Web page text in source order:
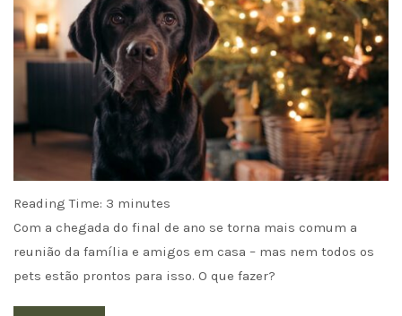
Reading Time: 3 minutes
Com a chegada do final de ano se torna mais comum a
reunião da família e amigos em casa – mas nem todos os
pets estão prontos para isso. O que fazer?